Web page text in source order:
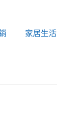
家居生活